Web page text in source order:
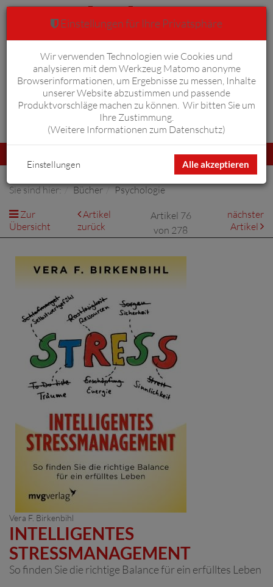
Anmelden Warenkorb 0
umschalten
Sie sind hier: Bücher
Psychologie
Zur
Übersicht
Artikel
zurück
Artikel 76
von 278
nächster
Artikel
Vera F. Birkenbihl
INTELLIGENTES
STRESSMANAGEMENT
So finden Sie die richtige Balance für ein erfülltes Leben
Einstellungen für Ihre Privatsphäre
Wir verwenden Technologien wie Cookies und
analysieren mit dem Werkzeug Matomo anonyme
Browserinformationen, um Ergebnisse zu messen, Inhalte
unserer Website abzustimmen und passende
Produktvorschläge machen zu können. Wir bitten Sie um
Ihre Zustimmung.
(Weitere Informationen zum Datenschutz)
Alle akzeptieren
Einstellungen